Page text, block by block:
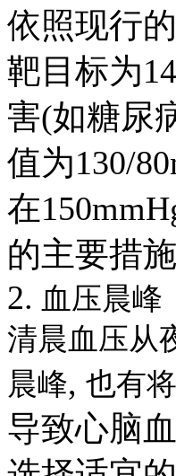
依照现行
靶目标为
害(如糖尿
值为130/
在
的主要措施
2. 血压晨峰
清晨血压从
晨峰, 也有
导致心脑